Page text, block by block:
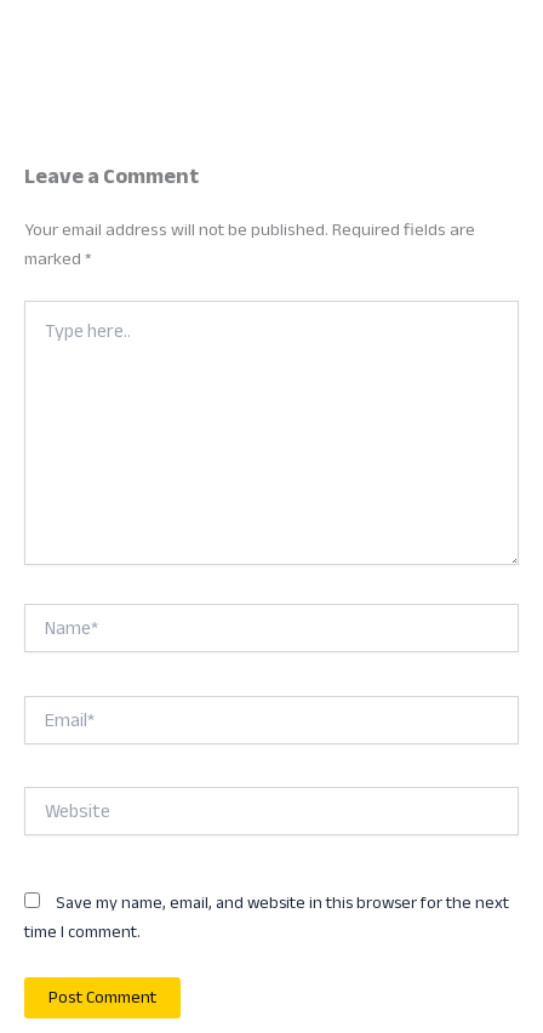
Leave a Comment
Your email address will not be published.Required fields are
marked*
Type
here..
Name*
Email*
Website
Save my name, email, and website in this browser for the next
time I comment.